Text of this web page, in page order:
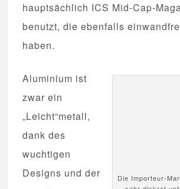
hauptsächlich ICS Mid-Cap-
benutzt, die ebenfalls
haben.
Die Importeur-
Aluminium ist
zwar ein
„Leicht“metall,
dank des
wuchtigen
Designs und der